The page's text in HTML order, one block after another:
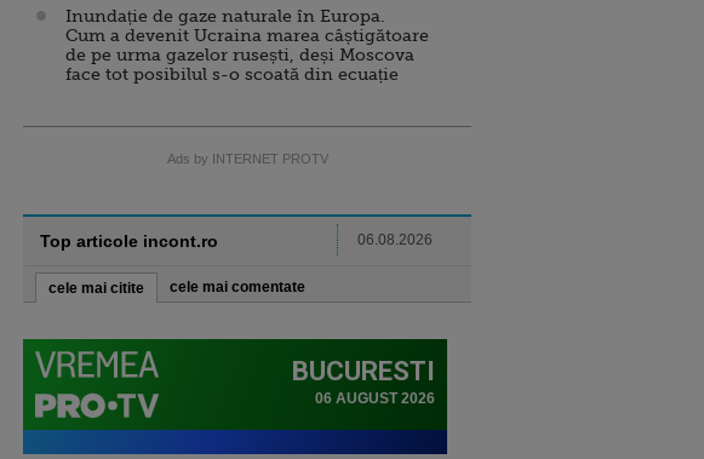
Inundație de gaze naturale în Europa.
Cum a devenit Ucraina marea câștigătoare
de pe urma gazelor rusești, deși Moscova
face tot posibilul s-o scoată din ecuație
Ads by INTERNET PROTV
Top articole incont.ro 06.08.2026
cele mai citite cele mai comentate